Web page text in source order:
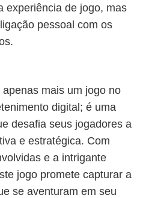
experiência de jogo, mas
pessoal com os
mais um jogo no
digital; é uma
desafia seus jogadores a
e estratégica. Com
e a intrigante
jogo promete capturar a
se aventuram em seu